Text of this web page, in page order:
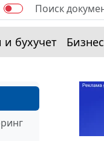
и бухучет Бизнес